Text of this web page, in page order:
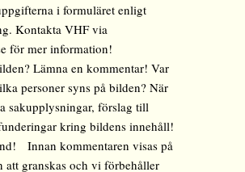
i formuläret enligt
Kontakta VHF via
för mer information!
Lämna en kommentar! Var
personer syns på bilden? När
sakupplysningar, förslag till
kring bildens innehåll!
Innan kommentaren visas på
att granskas och vi förbehåller